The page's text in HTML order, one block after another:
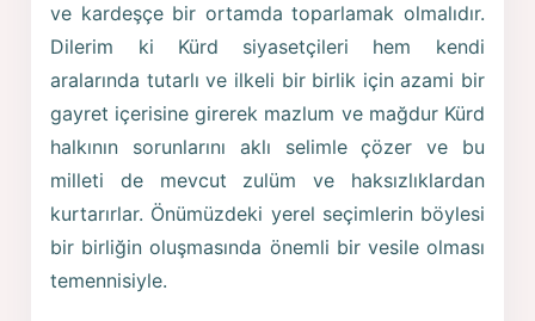
ve kardeşçe bir ortamda toparlamak olmalıdır.
Dilerim ki Kürd siyasetçileri hem kendi
aralarında tutarlı ve ilkeli bir birlik için azami bir
gayret içerisine girerek mazlum ve mağdur Kürd
halkının sorunlarını aklı selimle çözer ve bu
milleti de mevcut zulüm ve haksızlıklardan
kurtarırlar. Önümüzdeki yerel seçimlerin böylesi
bir birliğin oluşmasında önemli bir vesile olması
temennisiyle.